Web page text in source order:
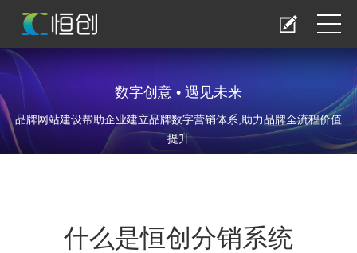
数字创意 • 遇见未来
品牌网站建设帮助企业建立品牌数字营销体系,助力品牌全流程价值
提升
什么是恒创分销系统